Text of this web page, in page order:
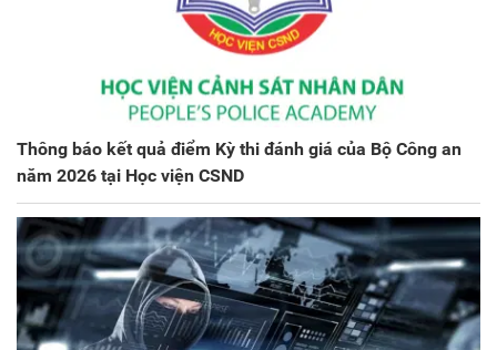
Thông báo kết quả điểm Kỳ thi đánh giá của Bộ Công an
năm 2026 tại Học viện CSND